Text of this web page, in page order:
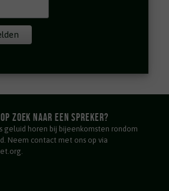
zoek naar een spreker?
geluid horen bij bijeenkomsten rondom
Neem contact met ons op via